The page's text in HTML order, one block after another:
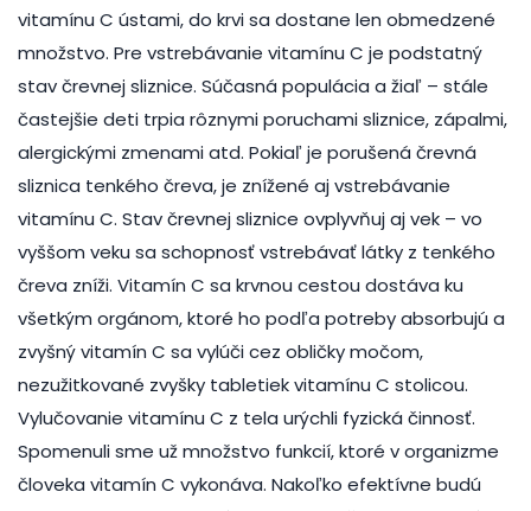
vitamínu C ústami, do krvi sa dostane len obmedzené
množstvo. Pre vstrebávanie vitamínu C je podstatný
stav črevnej sliznice. Súčasná populácia a žiaľ – stále
častejšie deti trpia rôznymi poruchami sliznice, zápalmi,
alergickými zmenami atd. Pokiaľ je porušená črevná
sliznica tenkého čreva, je znížené aj vstrebávanie
vitamínu C. Stav črevnej sliznice ovplyvňuj aj vek – vo
vyššom veku sa schopnosť vstrebávať látky z tenkého
čreva zníži. Vitamín C sa krvnou cestou dostáva ku
všetkým orgánom, ktoré ho podľa potreby absorbujú a
zvyšný vitamín C sa vylúči cez obličky močom,
nezužitkované zvyšky tabletiek vitamínu C stolicou.
Vylučovanie vitamínu C z tela urýchli fyzická činnosť.
Spomenuli sme už množstvo funkcií, ktoré v organizme
človeka vitamín C vykonáva. Nakoľko efektívne budú